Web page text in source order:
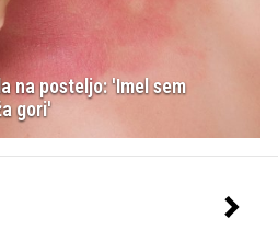
na posteljo: 'Imel sem
gori'